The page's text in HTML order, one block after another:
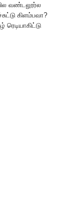
வண்டலூர்ல
கிளம்பவா?